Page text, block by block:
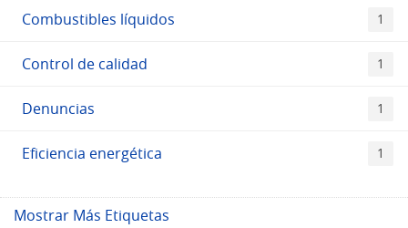
Combustibles líquidos 1
Control de calidad 1
Denuncias 1
Eficiencia energética 1
Mostrar Más Etiquetas